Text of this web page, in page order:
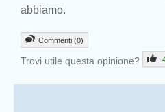
abbiamo.
Commenti (0)
Trovi utile questa opinione?